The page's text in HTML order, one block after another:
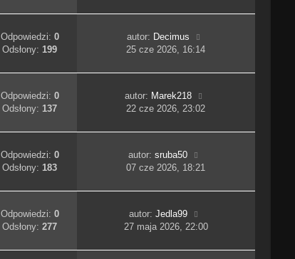
Odpowiedzi: 0
Odsłony:199
autor: Decimus
25 cze 2026, 16:14
Odpowiedzi: 0
Odsłony:137
autor: Marek218
22 cze 2026, 23:02
Odpowiedzi: 0
Odsłony:183
autor:sruba50
07 cze 2026, 18:21
Odpowiedzi: 0
Odsłony:277
autor: Jedla99
27 maja 2026, 22:00